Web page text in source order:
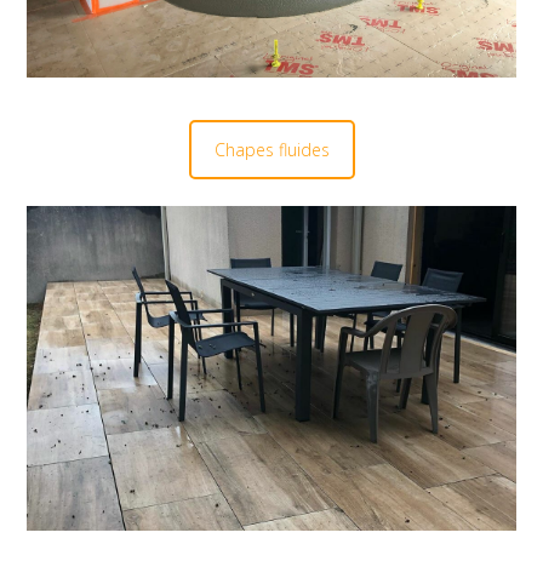
Chapes fluides